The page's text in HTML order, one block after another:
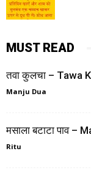
MUST READ
तवा कुलचा – Tawa
Manju Dua
मसाला बटाटा पाव
Ritu